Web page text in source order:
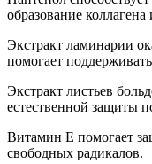
образование коллагена
Экстракт ламинарии
помогает
Экстракт листьев
естественной защиты
Витамин Е помогает
свободных радикалов.